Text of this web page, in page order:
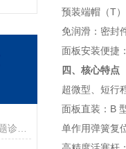
预装端帽（T
免润滑：密封
面板安装便捷
四、核心特点
超微型、短行
面板直装：B
单作用弹簧复